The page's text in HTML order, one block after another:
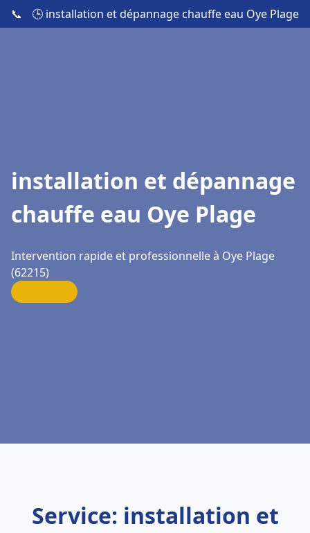
📞 🕒 installation et dépannage chauffe eau Oye Plage
installation et dépannage
chauffe eau Oye Plage
Intervention rapide et professionnelle à Oye Plage
(62215)
Service: installation et